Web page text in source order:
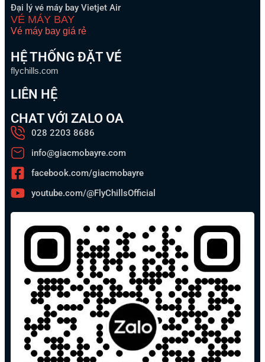
Đại lý vé máy bay Vietjet Air
VÉ MÁY BAY
Vé máy bay giá rẻ
HỆ THỐNG ĐẶT VÉ
flychills.com
LIÊN HỆ
CHAT VỚI ZALO OA
028 2203 8686
info@giacmobayre.com
facebook.com/giacmobayre
youtube.com/@FlyChillsOfficial